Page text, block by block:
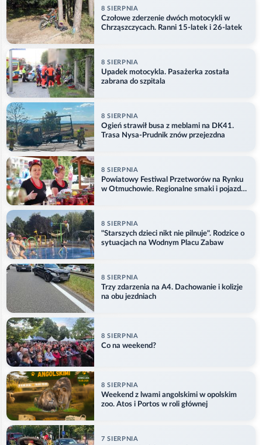
8 SIERPNIA
Czołowe zderzenie dwóch motocykli w
Chrząszczycach. Ranni 15-latek i 26-latek
8 SIERPNIA
Upadek motocykla. Pasażerka została
zabrana do szpitala
8 SIERPNIA
Ogień strawił busa z meblami na DK41.
Trasa Nysa-Prudnik znów przejezdna
8 SIERPNIA
Powiatowy Festiwal Przetworów na Rynku
w Otmuchowie. Regionalne smaki i pojazdy
8 SIERPNIA
"Starszych dzieci nikt nie pilnuje". Rodzice o
sytuacjach na Wodnym Placu Zabaw
8 SIERPNIA
Trzy zdarzenia na A4. Dachowanie i kolizje
na obu jezdniach
8 SIERPNIA
Co na weekend?
8 SIERPNIA
Weekend z lwami angolskimi w opolskim
zoo. Atos i Portos w roli głównej
7 SIERPNIA